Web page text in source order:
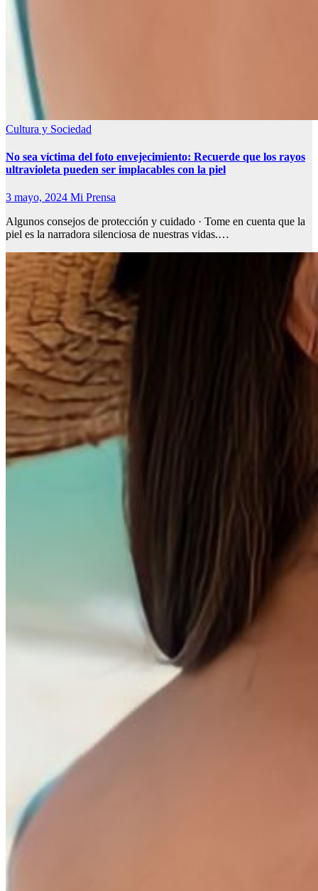
Cultura y Sociedad
No sea víctima del foto envejecimiento: Recuerde que los rayos
ultravioleta pueden ser implacables con la piel
3 mayo, 2024 Mi Prensa
Algunos consejos de protección y cuidado · Tome en cuenta que la
piel es la narradora silenciosa de nuestras vidas.…